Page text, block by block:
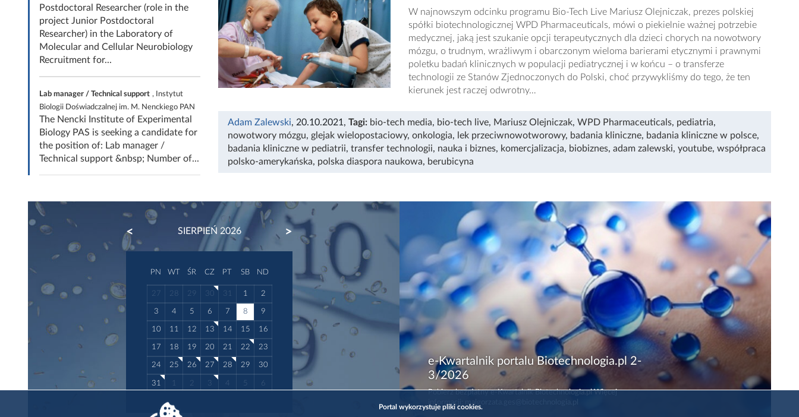
Postdoctoral Researcher (role in the
project Junior Postdoctoral
Researcher) in the Laboratory of
Molecular and Cellular Neurobiology
Recruitment for...
Lab manager / Technical support , Instytut
Biologii Doświadczalnej im. M. Nenckiego PAN
The Nencki Institute of Experimental
Biology PAS is seeking a candidate for
the position of: Lab manager /
Technical support &nbsp; Number of...
W najnowszym odcinku programu Bio-Tech Live Mariusz Olejniczak, prezes polskiej
spółki biotechnologicznej WPD Pharmaceuticals, mówi o piekielnie ważnej potrzebie
medycznej, jaką jest szukanie opcji terapeutycznych dla dzieci chorych na nowotwory
mózgu, o trudnym, wrażliwym i obarczonym wieloma barierami etycznymi i prawnymi
poletku badań klinicznych w populacji pediatrycznej i w końcu – o transferze
technologii ze Stanów Zjednoczonych do Polski, choć przywykliśmy do tego, że ten
kierunek jest raczej odwrotny…
Adam Zalewski, 20.10.2021 , Tagi: bio-tech media, bio-tech live, Mariusz Olejniczak, WPD Pharmaceuticals, pediatria,
nowotwory mózgu, glejak wielopostaciowy, onkologia, lek przeciwnowotworowy, badania kliniczne, badania kliniczne w polsce,
badania kliniczne w pediatrii, transfer technologii, nauka i biznes, komercjalizacja, biobiznes, adam zalewski, youtube, współpraca
polsko-amerykańska, polska diaspora naukowa, berubicyna
SIERPIEŃ 2026
PREVIOUS NEXT
PN WT ŚR CZ PT SB ND
27 28 29 30 31 1 2
3 4 5 6 7 8 9
10 11 12 13 14 15 16
17 18 19 20 21 22 23
24 25 26 27 28 29 30
31 1 2 3 4 5 6
e-Kwartalnik portalu Biotechnologia.pl 2-
3/2026
Pobierz bezpłatny e-Kwartalnik Biotechnologia.pl Więcej
informacji: malgorzata.ges@biotechnologia.pl
Portal wykorzystuje pliki cookies.